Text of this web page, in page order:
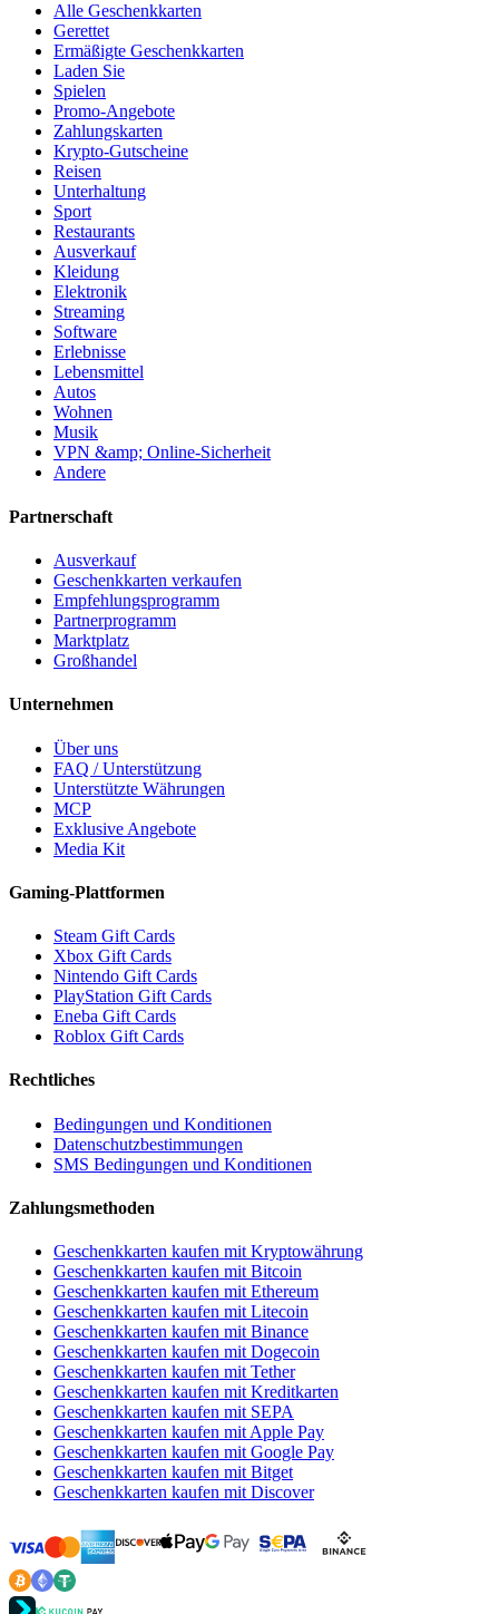
Alle Geschenkkarten
Gerettet
Ermäßigte Geschenkkarten
Laden Sie
Spielen
Promo-Angebote
Zahlungskarten
Krypto-Gutscheine
Reisen
Unterhaltung
Sport
Restaurants
Ausverkauf
Kleidung
Elektronik
Streaming
Software
Erlebnisse
Lebensmittel
Autos
Wohnen
Musik
VPN &amp; Online-Sicherheit
Andere
Partnerschaft
Ausverkauf
Geschenkkarten verkaufen
Empfehlungsprogramm
Partnerprogramm
Marktplatz
Großhandel
Unternehmen
Über uns
FAQ / Unterstützung
Unterstützte Währungen
MCP
Exklusive Angebote
Media Kit
Gaming-Plattformen
Steam Gift Cards
Xbox Gift Cards
Nintendo Gift Cards
PlayStation Gift Cards
Eneba Gift Cards
Roblox Gift Cards
Rechtliches
Bedingungen und Konditionen
Datenschutzbestimmungen
SMS Bedingungen und Konditionen
Zahlungsmethoden
Geschenkkarten kaufen mit Kryptowährung
Geschenkkarten kaufen mit Bitcoin
Geschenkkarten kaufen mit Ethereum
Geschenkkarten kaufen mit Litecoin
Geschenkkarten kaufen mit Binance
Geschenkkarten kaufen mit Dogecoin
Geschenkkarten kaufen mit Tether
Geschenkkarten kaufen mit Kreditkarten
Geschenkkarten kaufen mit SEPA
Geschenkkarten kaufen mit Apple Pay
Geschenkkarten kaufen mit Google Pay
Geschenkkarten kaufen mit Bitget
Geschenkkarten kaufen mit Discover